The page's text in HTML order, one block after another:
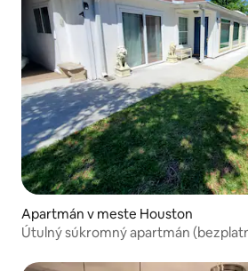
Apartmán v meste Houston
Útulný súkromný apartmán